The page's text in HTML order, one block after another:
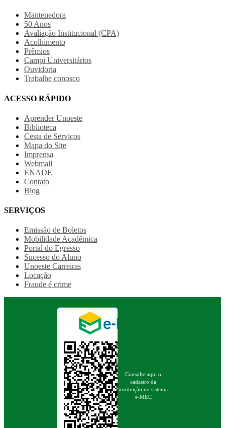
Mantenedora
50 Anos
Avaliação Institucional (CPA)
Acolhimento
Prêmios
Campi Universitários
Ouvidoria
Trabalhe conosco
ACESSO RÁPIDO
Aprender Unoeste
Biblioteca
Cesta de Serviços
Mapa do Site
Imprensa
Webmail
ENADE
Contato
Blog
SERVIÇOS
Emissão de Boletos
Mobilidade Acadêmica
Portal do Egresso
Sucesso do Aluno
Unoeste Carreiras
Locação
Fraude é crime
Consulte aqui o
cadastro da
instituição no sistema
e-MEC